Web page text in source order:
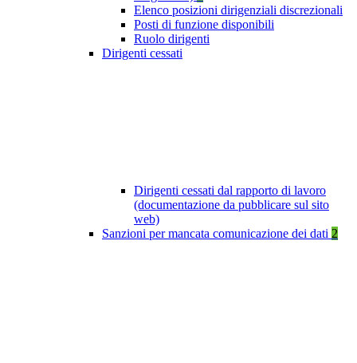
Elenco posizioni dirigenziali discrezionali
Posti di funzione disponibili
Ruolo dirigenti
Dirigenti cessati
Dirigenti cessati dal rapporto di lavoro
(documentazione da pubblicare sul sito
web)
Sanzioni per mancata comunicazione dei dati 2